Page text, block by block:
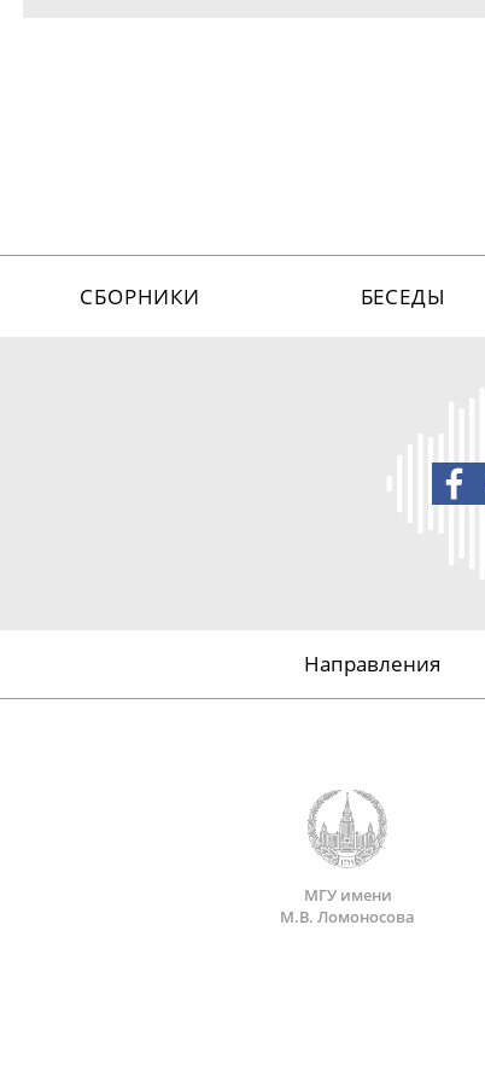
СБОРНИКИ БЕСЕДЫ
Направления
МГУ имени
М.В. Ломоносова